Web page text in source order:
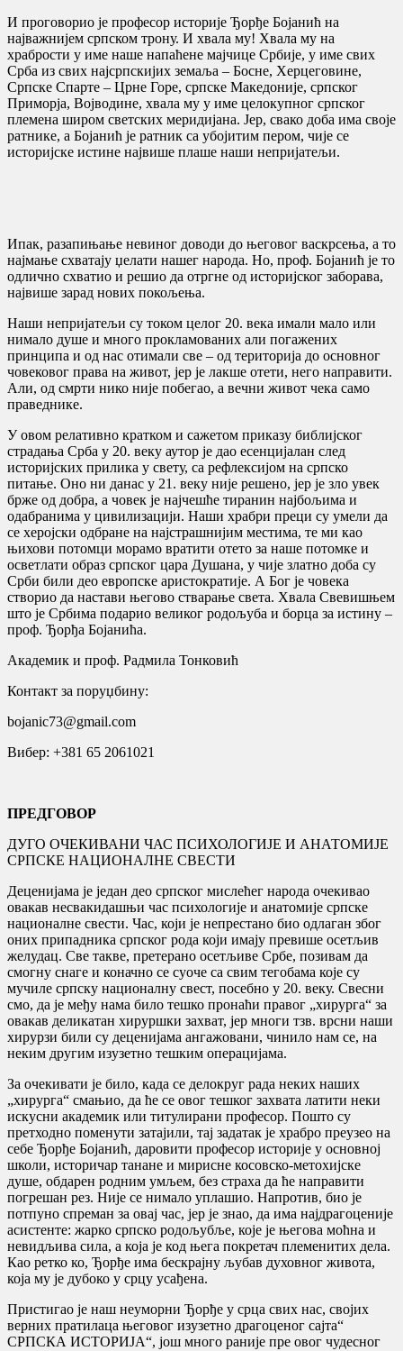
И проговорио је професор историје Ђорђе Бојанић на
најважнијем српском трону. И хвала му! Хвала му на
храбрости у име наше напаћене мајчице Србије, у име свих
Срба из свих најсрпскијих земаља – Босне, Херцеговине,
Српске Спарте – Црне Горе, српске Македоније, српског
Приморја, Војводине, хвала му у име целокупног српског
племена широм светских меридијана. Јер, свако доба има своје
ратнике, а Бојанић је ратник са убојитим пером, чије се
историјске истине највише плаше наши непријатељи.
Ипак, разапињање невиног доводи до његовог васкрсења, а то
најмање схватају џелати нашег народа. Но, проф. Бојанић је то
одлично схватио и решио да отргне од историјског заборава,
највише зарад нових покољења.
Наши непријатељи су током целог 20. века имали мало или
нимало душе и много прокламованих али погажених
принципа и од нас отимали све – од територија до основног
човековог права на живот, јер је лакше отети, него направити.
Али, од смрти нико није побегао, а вечни живот чека само
праведнике.
У овом релативно кратком и сажетом приказу библијског
страдања Срба у 20. веку аутор је дао есенцијалан след
историјских прилика у свету, са рефлексијом на српско
питање. Оно ни данас у 21. веку није решено, јер је зло увек
брже од добра, а човек је најчешће тиранин најбољима и
одабранима у цивилизацији. Наши храбри преци су умели да
се херојски одбране на најстрашнијим местима, те ми као
њихови потомци морамо вратити отето за наше потомке и
осветлати образ српског цара Душана, у чије златно доба су
Срби били део европске аристократије. А Бог је човека
створио да настави његово стварање света. Хвала Свевишњем
што је Србима подарио великог родољуба и борца за истину –
проф. Ђорђа Бојанића.
Академик и проф. Радмила Тонковић
Контакт за поруџбину:
bojanic73@gmail.com
Вибер: +381 65 2061021
ПРЕДГОВОР
ДУГО ОЧЕКИВАНИ ЧАС ПСИХОЛОГИЈЕ И АНАТОМИЈЕ
СРПСКЕ НАЦИОНАЛНЕ СВЕСТИ
Деценијама је један део српског мислећег народа очекивао
овакав несвакидашњи час психологије и анатомије српске
националне свести. Час, који је непрестано био одлаган због
оних припадника српског рода који имају превише осетљив
желудац. Све такве, претерано осетљиве Србе, позивам да
смогну снаге и коначно се суоче са свим тегобама које су
мучиле српску националну свест, посебно у 20. веку. Свесни
смо, да је међу нама било тешко пронаћи правог „хирурга“ за
овакав деликатан хируршки захват, јер многи тзв. врсни наши
хирурзи били су деценијама ангажовани, чинило нам се, на
неким другим изузетно тешким операцијама.
За очекивати је било, када се делокруг рада неких наших
„хирурга“ смањио, да ће се овог тешког захвата латити неки
искусни академик или титулирани професор. Пошто су
претходно поменути затајили, тај задатак је храбро преузео на
себе Ђорђе Бојанић, даровити професор историје у основној
школи, историчар танане и мирисне косовско-метохијске
душе, обдарен родним умљем, без страха да ће направити
погрешан рез. Није се нимало уплашио. Напротив, био је
потпуно спреман за овај час, јер је знао, да има најдрагоценије
асистенте: жарко српско родољубље, које је његова моћна и
невидљива сила, а која је код њега покретач племенитих дела.
Као ретко ко, Ђорђе има бескрајну љубав духовног живота,
која му је дубоко у срцу усађена.
Пристигао је наш неуморни Ђорђе у срца свих нас, својих
верних пратилаца његовог изузетно драгоценог сајта“
СРПСКА ИСТОРИЈА“, још много раније пре овог чудесног